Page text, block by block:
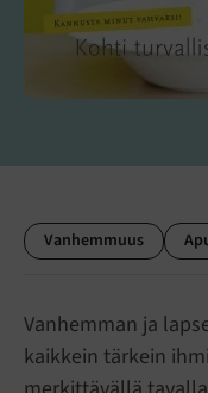
Vanhemmuus
Vanhemman ja
kaikkein tärkein